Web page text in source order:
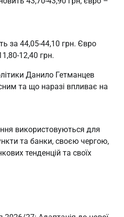
за 44,05-44,10 грн. Євро
12,40 грн.
Данило Гетманцев
та що наразі впливає на
використовуються для
та банки, своєю чергою,
тенденцій та своїх